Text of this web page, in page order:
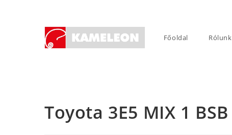
Főoldal Rólunk
Toyota 3E5 MIX 1 BSB